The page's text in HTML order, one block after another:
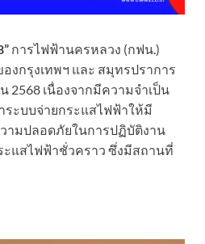
การไฟฟ้านครหลวง (กฟน.)
งกรุงเทพฯ และ สมุทรปราการ
2568 เนื่องจากมีความจำเป็น
ะบบจ่ายกระแสไฟฟ้าให้มี
ามปลอดภัยในการปฏิบัติงาน
ะแสไฟฟ้าชั่วคราว ซึ่งมีสถานที่